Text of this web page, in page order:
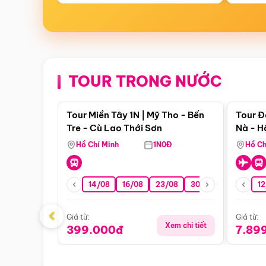
TOUR TRONG NƯỚC
Điểm nổi bật
Tour Miền Tây 1N | Mỹ Tho - Bến
Tre - Cù Lao Thới Sơn
Hồ Chí Minh 1N0Đ
14/08 16/08 23/08 30/08 06/09
Giá từ:
399.000đ Xem chi tiết
Tour
Nà -
Nha
Hồ
Giá từ:
‹